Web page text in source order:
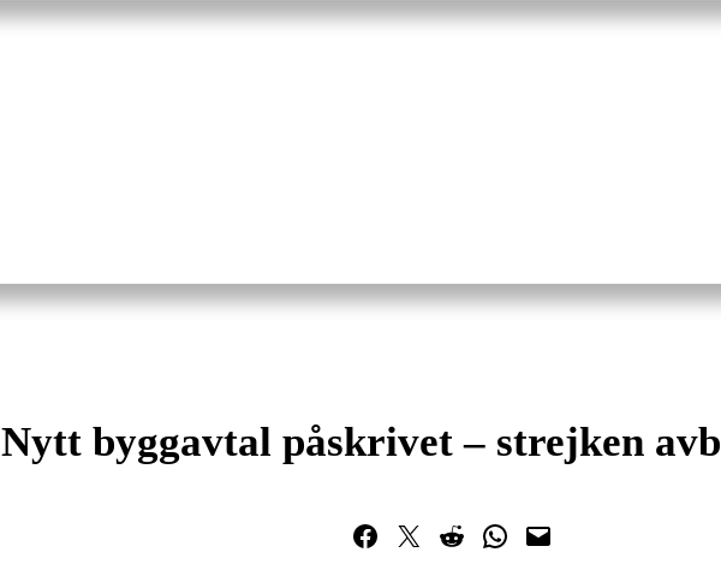
Nytt byggavtal påskrivet – strejken
Dela på Facebook
Dela på TwitterDela på RedditDela i WhatsApp
Maila en länk